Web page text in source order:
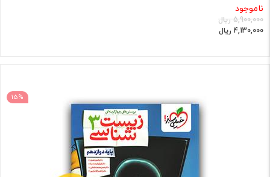
ناموجود
5,900,000 ریال
4,130,000 ریال
15%